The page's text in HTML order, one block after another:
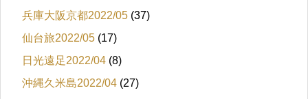
兵庫大阪京都2022/05 (37)
仙台旅2022/05 (17)
日光遠足2022/04 (8)
沖縄久米島2022/04 (27)